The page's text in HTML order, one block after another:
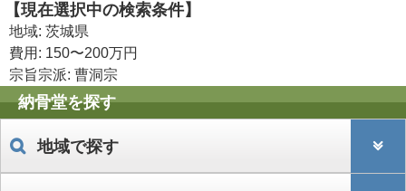
【現在選択中の検索条件】
地域: 茨城県
費用: 150〜200万円
宗旨宗派: 曹洞宗
納骨堂を探す
地域で探す